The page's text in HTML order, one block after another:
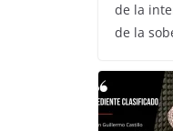
de la
de la